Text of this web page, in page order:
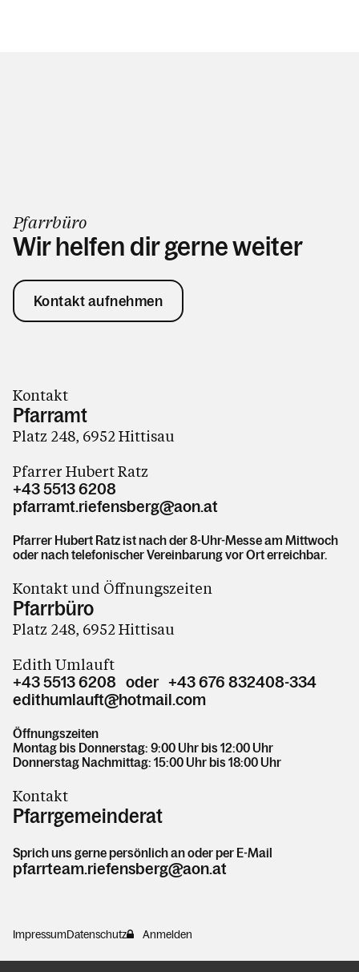
Pfarrbüro
Wir helfen dir gerne weiter
Kontakt aufnehmen
Kontakt
Pfarramt
Platz 248, 6952 Hittisau
Pfarrer Hubert Ratz
+43 5513 6208
pfarramt.riefensberg@aon.at
Pfarrer Hubert Ratz ist nach der 8-Uhr-Messe am Mittwoch
oder nach telefonischer Vereinbarung vor Ort erreichbar.
Kontakt und Öffnungszeiten
Pfarrbüro
Platz 248, 6952 Hittisau
Edith Umlauft
+43 5513 6208 oder +43 676 832408-334
edithumlauft@hotmail.com
Öffnungszeiten
Montag bis Donnerstag: 9:00 Uhr bis 12:00 Uhr
Donnerstag Nachmittag: 15:00 Uhr bis 18:00 Uhr
Kontakt
Pfarrgemeinderat
Sprich uns gerne persönlich an oder per E-Mail
pfarrteam.riefensberg@aon.at
ImpressumDatenschutz Anmelden